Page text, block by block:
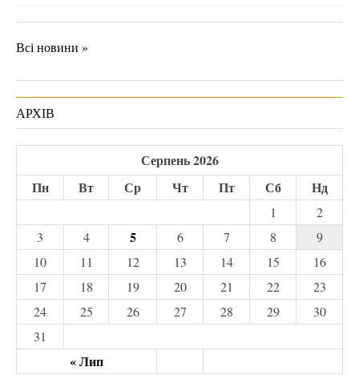
Всі новини »
АРХІВ
Серпень 2026
Пн
Вт Ср Чт Пт Сб Нд
« Лип
1
2
3
4 5 6 7 8
9
10
11 12 13 14 15
16
17
18 19 20 21 22
23
24
25 26 27 28 29
30
31